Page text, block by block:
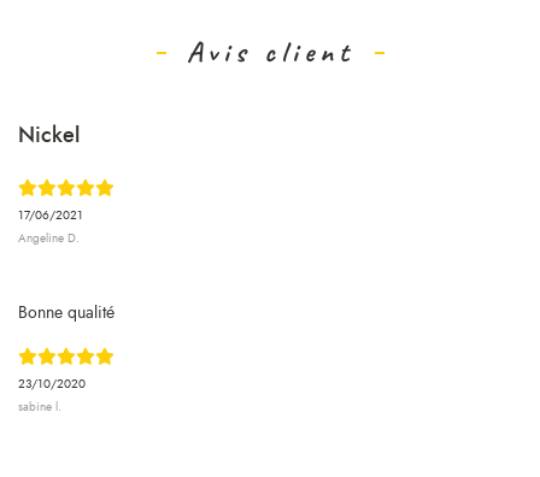
Avis client
17/06/2021
Angeline D.
Nickel
23/10/2020
sabine l.
Bonne qualité